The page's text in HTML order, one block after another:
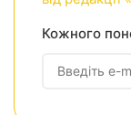
Кожного